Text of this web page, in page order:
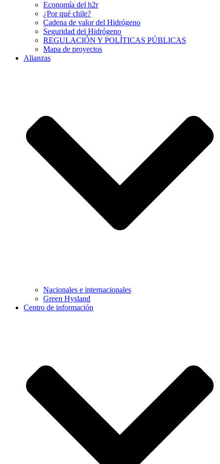
Economía del h2r
¿Por qué chile?
Cadena de valor del Hidrógeno
Seguridad del Hidrógeno
REGULACIÓN Y POLÍTICAS PÚBLICAS
Mapa de proyectos
Alianzas
Nacionales e internacionales
Green Hysland
Centro de información